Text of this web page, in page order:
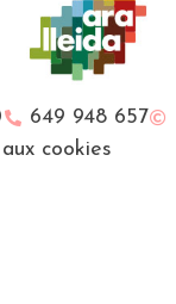
649 948 657
cookies